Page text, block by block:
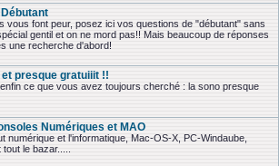
vous font peur, posez ici vos questions de "débutant" sans
gentil et on ne mord pas!! Mais beaucoup de réponses
une recherche d'abord!
presque gratuiiit !!
ce que vous avez toujours cherché : la sono presque
Numériques et MAO
numérique et l'informatique, Mac-OS-X, PC-Windaube,
le bazar.....